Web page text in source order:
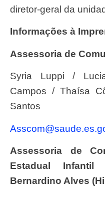
diretor-geral da
Informações à
Assessoria de
Syria Luppi / Luciana Almeida / Danielly
Campos / Thaísa
Santos
Assessoria de Comunicação – Hospital
Estadual Infantil
Bernardino Alves